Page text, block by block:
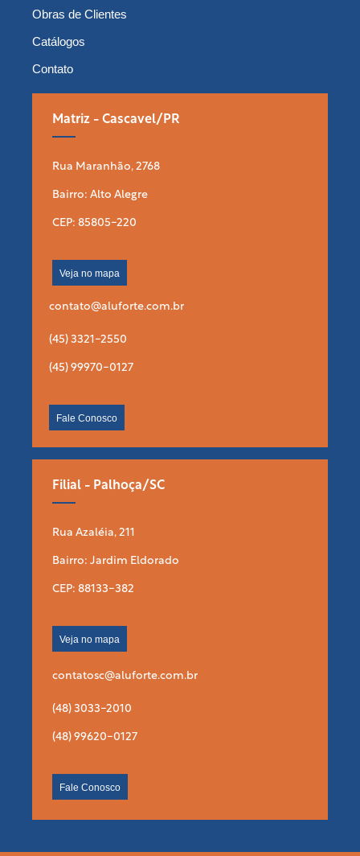
Obras de Clientes
Catálogos
Contato
Matriz - Cascavel/PR
Rua Maranhão, 2768
Bairro: Alto Alegre
CEP: 85805-220
Veja no mapa
contato@aluforte.com.br
(45) 3321-2550
(45) 99970-0127
Fale Conosco
Filial - Palhoça/SC
Rua Azaléia, 211
Bairro: Jardim Eldorado
CEP: 88133-382
Veja no mapa
contatosc@aluforte.com.br
(48) 3033-2010
(48) 99620-0127
Fale Conosco